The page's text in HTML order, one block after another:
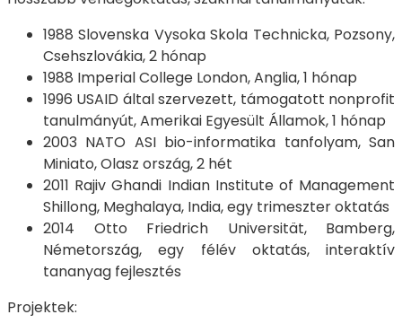
1988 Slovenska Vysoka Skola Technicka, Pozsony,
Csehszlovákia, 2 hónap
1988 Imperial College London, Anglia, 1 hónap
1996 USAID által szervezett, támogatott nonprofit
tanulmányút, Amerikai Egyesült Államok, 1 hónap
2003 NATO ASI bio-informatika tanfolyam, San
Miniato, Olasz ország, 2 hét
2011 Rajiv Ghandi Indian Institute of Management
Shillong, Meghalaya, India, egy trimeszter oktatás
2014 Otto Friedrich Universität, Bamberg,
Németország, egy félév oktatás, interaktív
tananyag fejlesztés
Projektek: